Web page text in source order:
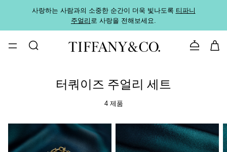
사랑하는 사람과의 소중한 순간이 더욱 빛나도록 티파니
주얼리로 사랑을 전해보세요.
문의하기
터쿼이즈 주얼리 세트
4 제품